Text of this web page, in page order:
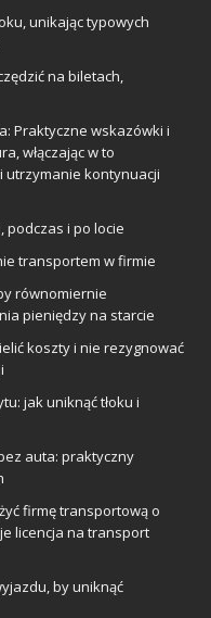
unikając typowych
na biletach,
Praktyczne wskazówki i
włączając w to
utrzymanie kontynuacji
podczas i po locie
transportem w firmie
równomiernie
pieniędzy na starcie
koszty i nie rezygnować
jak uniknąć tłoku i
auta: praktyczny
firmę transportową o
licencja na transport
by uniknąć